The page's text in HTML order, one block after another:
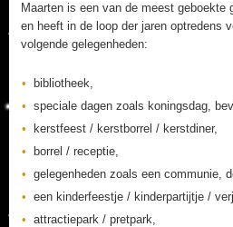
Maarten is een van de meest geboekte
en heeft in de loop der jaren optredens
volgende gelegenheden:
bibliotheek,
speciale dagen zoals koningsdag,
kerstfeest / kerstborrel / kerstdiner,
borrel / receptie,
gelegenheden zoals een communie,
een kinderfeestje / kinderpartijtje /
attractiepark / pretpark,